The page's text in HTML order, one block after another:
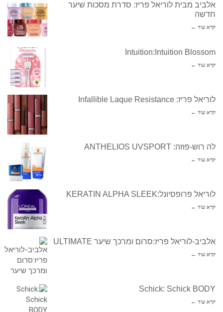
אלביב מבית לוריאל פריז: סדרת מסכות שיער
חדשה
קרא עוד ←
Intuition:Intuition Blossom
קרא עוד ←
לוריאל פריז: Infallible Laque Resistance
קרא עוד ←
לה רוש-פוזה: ANTHELIOS UVSPORT
קרא עוד ←
לוריאל פרופסיונל:KERATIN ALPHA SLEEK
קרא עוד ←
אלביב-לוריאל פריז:סרום ומרכך שיער ULTIMATE
קרא עוד ←
Schick: Schick BODY
קרא עוד ←